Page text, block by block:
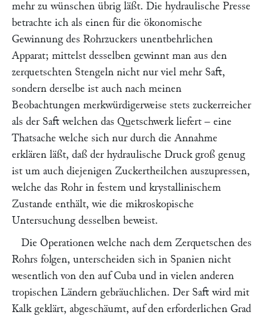
mehr zu wünschen übrig läßt. Die hydraulische Presse
betrachte ich als einen für die ökonomische
Gewinnung des Rohrzuckers unentbehrlichen
Apparat; mittelst desselben gewinnt man aus den
zerquetschten Stengeln nicht nur viel mehr Saft,
sondern derselbe ist auch nach meinen
Beobachtungen merkwürdigerweise stets zuckerreicher
als der Saft welchen das Quetschwerk liefert – eine
Thatsache welche sich nur durch die Annahme
erklären läßt, daß der hydraulische Druck groß genug
ist um auch diejenigen Zuckertheilchen auszupressen,
welche das Rohr in festem und krystallinischem
Zustande enthält, wie die mikroskopische
Untersuchung desselben beweist.
Die Operationen welche nach dem Zerquetschen des
Rohrs folgen, unterscheiden sich in Spanien nicht
wesentlich von den auf Cuba und in vielen anderen
tropischen Ländern gebräuchlichen. Der Saft wird mit
Kalk geklärt, abgeschäumt, auf den erforderlichen Grad